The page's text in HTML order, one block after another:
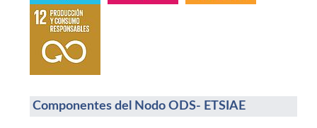
Componentes del Nodo ODS- ETSIAE